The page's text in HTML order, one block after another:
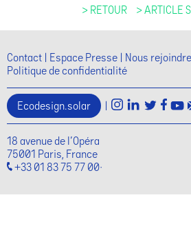
> RETOUR > ARTICLE
Contact Espace Presse Nous rejoindre
Politique de confidentialité
Ecodesign.solar |
18 avenue de l'Opéra
75001 Paris, France
+33 01 83 75 77 00·